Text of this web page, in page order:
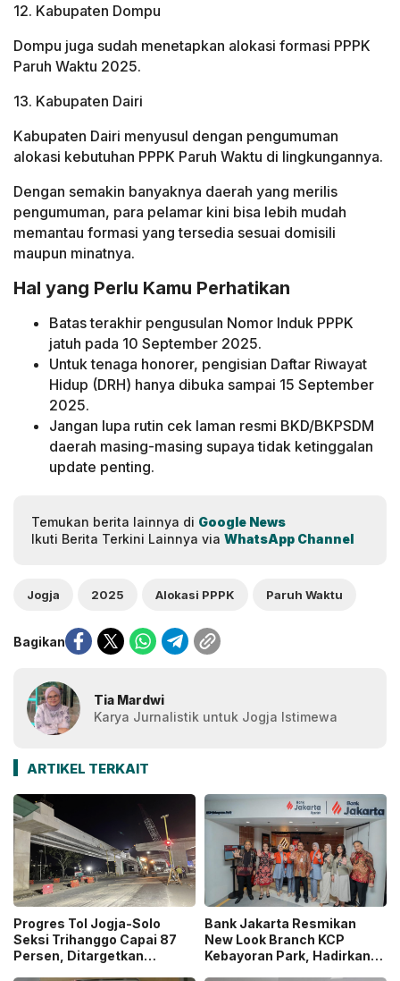
12. Kabupaten Dompu
Dompu juga sudah menetapkan alokasi formasi PPPK
Paruh Waktu 2025.
13. Kabupaten Dairi
Kabupaten Dairi menyusul dengan pengumuman
alokasi kebutuhan PPPK Paruh Waktu di lingkungannya.
Dengan semakin banyaknya daerah yang merilis
pengumuman, para pelamar kini bisa lebih mudah
memantau formasi yang tersedia sesuai domisili
maupun minatnya.
Hal yang Perlu Kamu Perhatikan
Batas terakhir pengusulan Nomor Induk PPPK
jatuh pada 10 September 2025.
Untuk tenaga honorer, pengisian Daftar Riwayat
Hidup (DRH) hanya dibuka sampai 15 September
2025.
Jangan lupa rutin cek laman resmi BKD/BKPSDM
daerah masing-masing supaya tidak ketinggalan
update penting.
Temukan berita lainnya di Google News
Ikuti Berita Terkini Lainnya via WhatsApp Channel
Jogja 2025 Alokasi PPPK Paruh Waktu
Bagikan
Tia Mardwi
Karya Jurnalistik untuk Jogja Istimewa
ARTIKEL TERKAIT
Progres Tol Jogja-Solo
Seksi Trihanggo Capai 87
Persen, Ditargetkan
Bank Jakarta Resmikan
New Look Branch KCP
Kebayoran Park, Hadirkan